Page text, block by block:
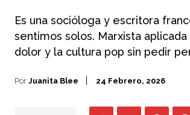
Es una socióloga y escritora
sentimos solos. Marxista
dolor y la cultura pop sin pedir
Por Juanita Blee 24 Febrero, 2026